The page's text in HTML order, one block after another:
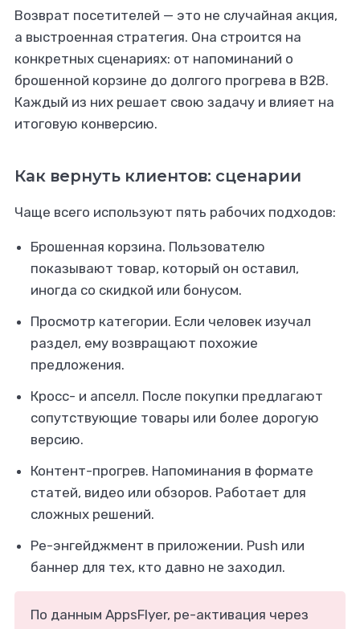
Возврат посетителей — это не случайная акция,
а выстроенная стратегия. Она строится на
конкретных сценариях: от напоминаний о
брошенной корзине до долгого прогрева в B2B.
Каждый из них решает свою задачу и влияет на
итоговую конверсию.
Как вернуть клиентов: сценарии
Чаще всего используют пять рабочих подходов:
Брошенная корзина. Пользователю
показывают товар, который он оставил,
иногда со скидкой или бонусом.
Просмотр категории. Если человек изучал
раздел, ему возвращают похожие
предложения.
Кросс- и апселл. После покупки предлагают
сопутствующие товары или более дорогую
версию.
Контент-прогрев. Напоминания в формате
статей, видео или обзоров. Работает для
сложных решений.
Ре-энгейджмент в приложении. Push или
баннер для тех, кто давно не заходил.
По данным AppsFlyer, ре-активация через